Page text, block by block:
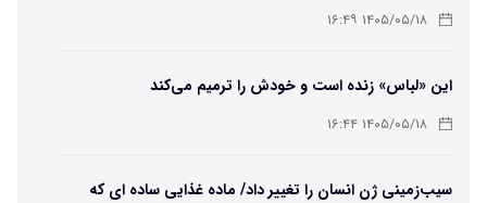
دوزیستان جهان
۱۴۰۵/۰۵/۱۸ ۱۶:۴۹
این «لباس» زنده است و خودش را ترمیم می‌کند
۱۴۰۵/۰۵/۱۸ ۱۶:۴۴
سیب‌زمینی ژن انسان را تغییر داد/ ماده غذایی ساده ای که